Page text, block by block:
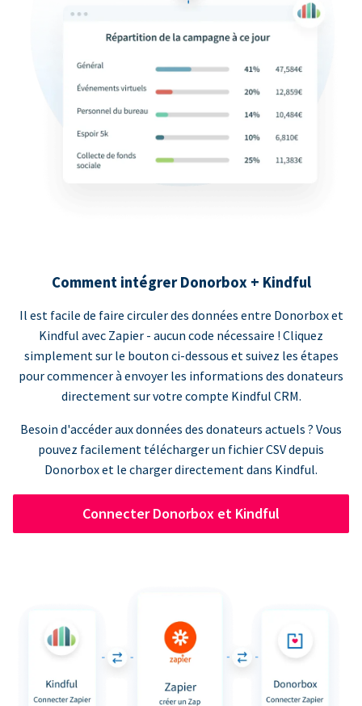
Comment intégrer Donorbox + Kindful
Il est facile de faire circuler des données entre Donorbox et
Kindful avec Zapier - aucun code nécessaire ! Cliquez
simplement sur le bouton ci-dessous et suivez les étapes
pour commencer à envoyer les informations des donateurs
directement sur votre compte Kindful CRM.
Besoin d'accéder aux données des donateurs actuels ? Vous
pouvez facilement télécharger un fichier CSV depuis
Donorbox et le charger directement dans Kindful.
Connecter Donorbox et Kindful